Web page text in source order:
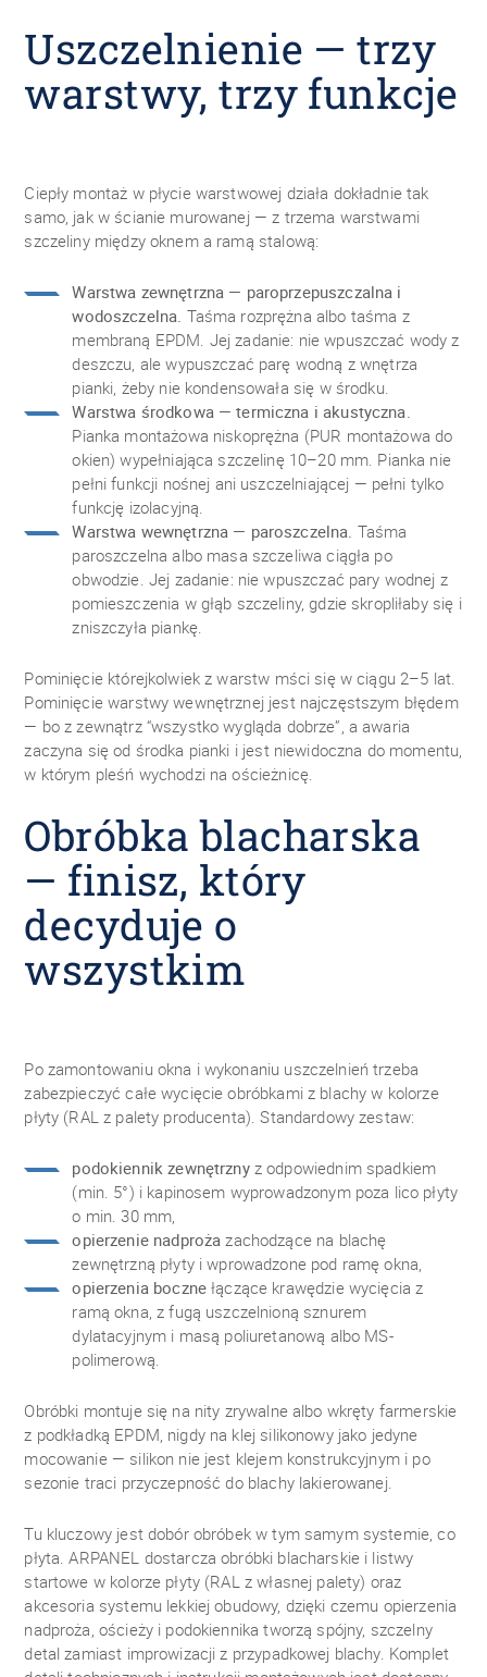
Uszczelnienie — trzy
warstwy, trzy funkcje
Ciepły montaż w płycie warstwowej działa dokładnie tak
samo, jak w ścianie murowanej — z trzema warstwami
szczeliny między oknem a ramą stalową:
Warstwa zewnętrzna — paroprzepuszczalna i
wodoszczelna. Taśma rozprężna albo taśma z
membraną EPDM. Jej zadanie: nie wpuszczać wody z
deszczu, ale wypuszczać parę wodną z wnętrza
pianki, żeby nie kondensowała się w środku.
Warstwa środkowa — termiczna i akustyczna.
Pianka montażowa niskoprężna (PUR montażowa do
okien) wypełniająca szczelinę 10–20 mm. Pianka nie
pełni funkcji nośnej ani uszczelniającej — pełni tylko
funkcję izolacyjną.
Warstwa wewnętrzna — paroszczelna. Taśma
paroszczelna albo masa szczeliwa ciągła po
obwodzie. Jej zadanie: nie wpuszczać pary wodnej z
pomieszczenia w głąb szczeliny, gdzie skropliłaby się i
zniszczyła piankę.
Pominięcie którejkolwiek z warstw mści się w ciągu 2–5 lat.
Pominięcie warstwy wewnętrznej jest najczęstszym błędem
— bo z zewnątrz “wszystko wygląda dobrze”, a awaria
zaczyna się od środka pianki i jest niewidoczna do momentu,
w którym pleśń wychodzi na ościeżnicę.
Obróbka blacharska
— finisz, który
decyduje o
wszystkim
Po zamontowaniu okna i wykonaniu uszczelnień trzeba
zabezpieczyć całe wycięcie obróbkami z blachy w kolorze
płyty (RAL z palety producenta). Standardowy zestaw:
podokiennik zewnętrznyz odpowiednim spadkiem
(min. 5°) i kapinosem wyprowadzonym poza lico płyty
o min. 30 mm,
opierzenie nadproża zachodzące na blachę
zewnętrzną płyty i wprowadzone pod ramę okna,
opierzenia bocznełączące krawędzie wycięcia z
ramą okna, z fugą uszczelnioną sznurem
dylatacyjnym i masą poliuretanową albo MS-
polimerową.
Obróbki montuje się na nity zrywalne albo wkręty farmerskie
z podkładką EPDM, nigdy na klej silikonowy jako jedyne
mocowanie — silikon nie jest klejem konstrukcyjnym i po
sezonie traci przyczepność do blachy lakierowanej.
Tu kluczowy jest dobór obróbek w tym samym systemie, co
płyta. ARPANEL dostarcza obróbki blacharskie i listwy
startowe w kolorze płyty (RAL z własnej palety) oraz
akcesoria systemu lekkiej obudowy, dzięki czemu opierzenia
nadproża, ościeży i podokiennika tworzą spójny, szczelny
detal zamiast improwizacji z przypadkowej blachy. Komplet